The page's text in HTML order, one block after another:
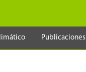
Publicaciones